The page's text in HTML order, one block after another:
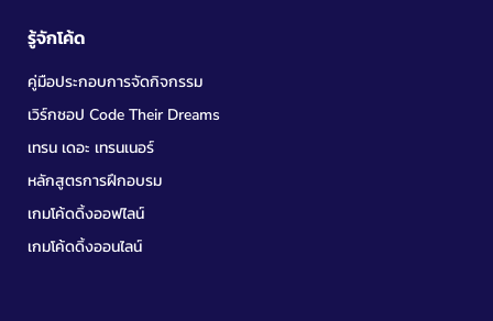
รู้จักโค้ด
คู่มือประกอบการจัดกิจกรรม
เวิร์กชอป Code Their Dreams
เทรน เดอะ เทรนเนอร์
หลักสูตรการฝึกอบรม
เกมโค้ดดิ้งออฟไลน์
เกมโค้ดดิ้งออนไลน์